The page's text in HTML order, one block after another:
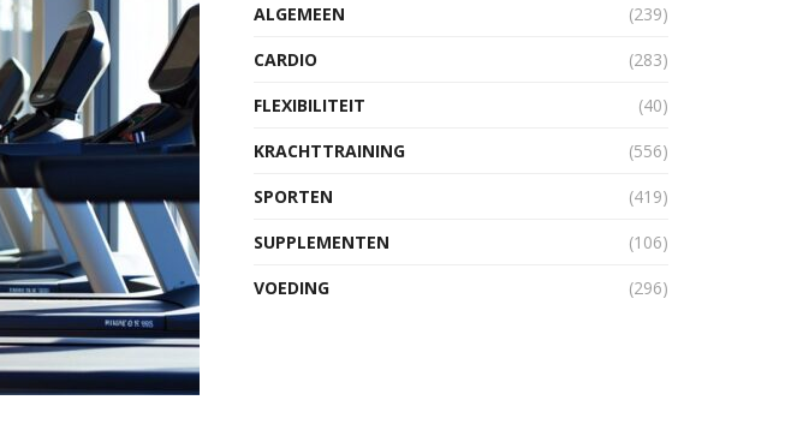
ALGEMEEN
(239)
CARDIO
(283)
FLEXIBILITEIT
(40)
KRACHTTRAINING
(556)
SPORTEN
(419)
SUPPLEMENTEN
(106)
VOEDING
(296)